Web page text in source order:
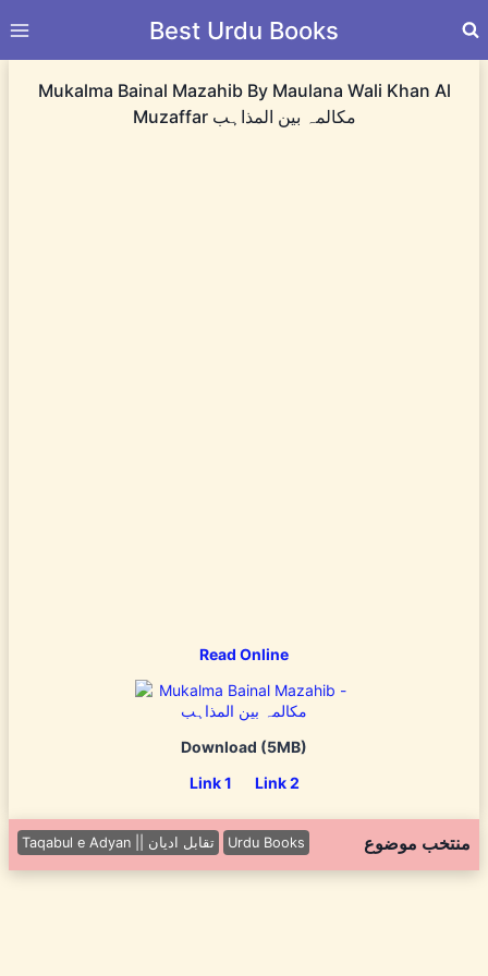
to
Best Urdu Books
Mukalma Bainal Mazahib By Maulana Wali Khan Al
Muzaffar مکالمہ بین المذاہب
Read Online
Download (5MB)
Link 1
Link 2
Taqabul e Adyan || تقابل ادیان Urdu Books منتخب موضوع